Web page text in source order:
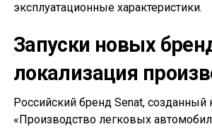
эксплуатационные характеристики.
Запуски новых
локализация
Российский бренд Senat, созданный
«Производство легковых